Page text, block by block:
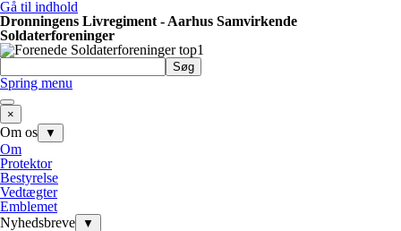
Gå til indhold
Dronningens Livregiment - Aarhus Samvirkende
Soldaterforeninger
Søg
Spring menu
×
Om os ▼
Om
Protektor
Bestyrelse
Vedtægter
Emblemet
Nyhedsbreve
▼